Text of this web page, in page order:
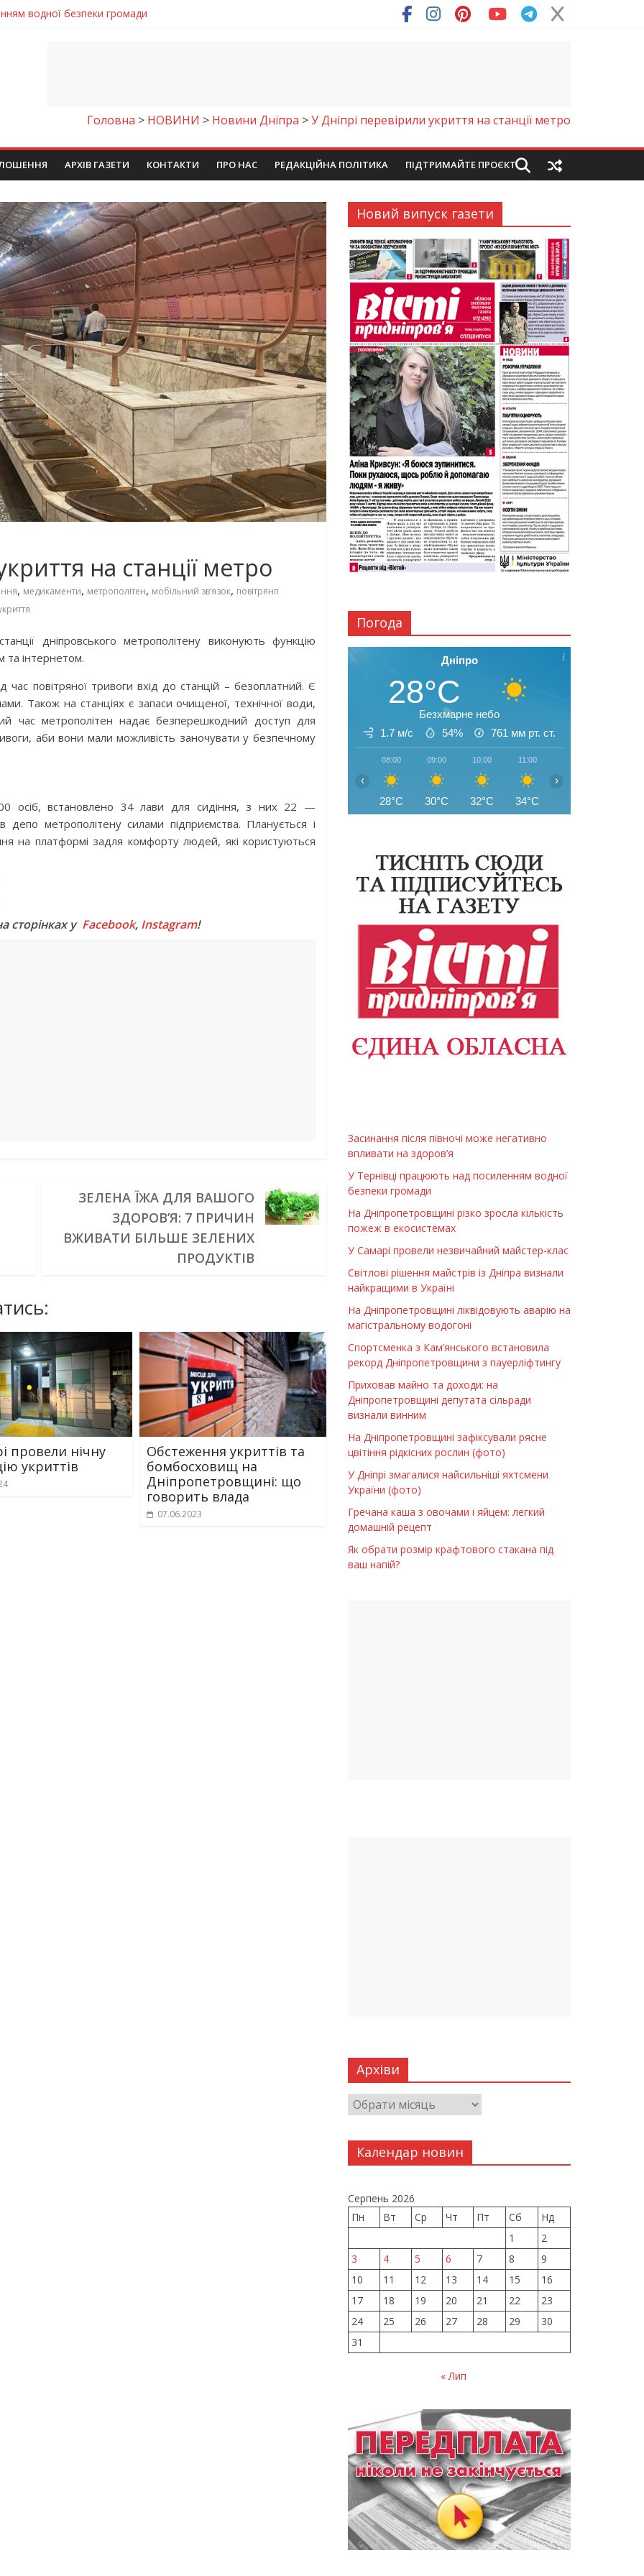
водної безпеки громади
клас
визнали найкращими в Україні
впливати на здоров’я
Головна > НОВИНИ > Новини Дніпра >У Дніпрі перевірили укриття на станції метро
АРХІВ ГАЗЕТИ КОНТАКТИ ПРО НАС РЕДАКЦІЙНА ПОЛІТИКА ПІДТРИМАЙТЕ ПРОЄКТ
на станції метро
, медикаменти, метрополітен, мобільний зв’язок, повітрянп
дніпровського метрополітену виконують функцію
та інтернетом.
час повітряної тривоги вхід до станцій – безоплатний. Є
Також на станціях є запаси очищеної, технічної води,
час метрополітен надає безперешкодний доступ для
аби вони мали можливість заночувати у безпечному
осіб, встановлено 34 лави для сидіння, з них 22 —
метрополітену силами підприємства. Планується і
на платформі задля комфорту людей, які користуються
сторінках у Facebook, Instagram!
ЗЕЛЕНА ЇЖА ДЛЯ ВАШОГО
ЗДОРОВ’Я: 7 ПРИЧИН
ВЖИВАТИ БІЛЬШЕ ЗЕЛЕНИХ
ПРОДУКТІВ
провели нічну
укриттів
Обстеження укриттів та
бомбосховищ на
Дніпропетровщині: що
говорить влада
07.06.2023
Новий випуск газети
Погода
Дніпро
28°C
Безхмарне небо
1.7 м/с
54% 761 мм рт. ст.
08:00
28°C
09:00
30°C
10:00
32°C
11:00
34°C
‹ ›
Засинання після півночі може негативно
впливати на здоров’я
У Тернівці працюють над посиленням водної
безпеки громади
На Дніпропетровщині різко зросла кількість
пожеж в екосистемах
У Самарі провели незвичайний майстер-клас
Світлові рішення майстрів із Дніпра визнали
найкращими в Україні
На Дніпропетровщині ліквідовують аварію на
магістральному водогоні
Спортсменка з Кам’янського встановила
рекорд Дніпропетровщини з пауерліфтингу
Приховав майно та доходи: на
Дніпропетровщині депутата сільради
визнали винним
На Дніпропетровщині зафіксували рясне
цвітіння рідкісних рослин (фото)
У Дніпрі змагалися найсильніші яхтсмени
України (фото)
Гречана каша з овочами і яйцем: легкий
домашній рецепт
Як обрати розмір крафтового стакана під
ваш напій?
Архіви
Календар новин
Серпень 2026
Пн
Вт Ср Чт Пт Сб
Нд
1
2
3
4 5 6 7 8
9
10
11 12 13 14 15
16
17
18 19 20 21 22
23
24
25 26 27 28 29
30
31
« Лип